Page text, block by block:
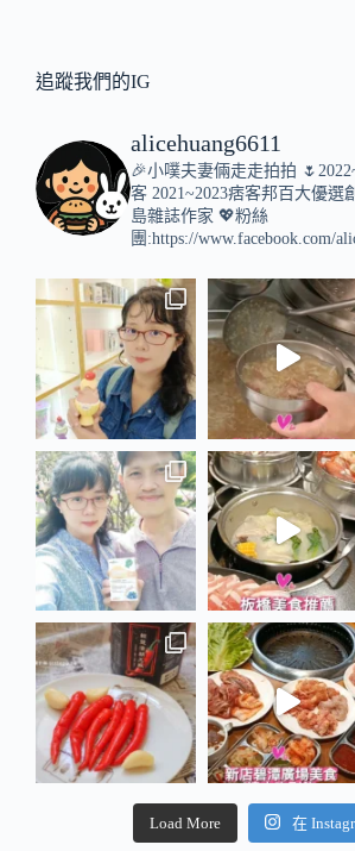
追蹤我們的IG
alicehuang6611
🎉小噗夫妻倆走走拍拍
客 2021~2023痞客邦百大優選
島雜誌作家 💖粉絲
團:https://www.facebook.com/
Load More 在